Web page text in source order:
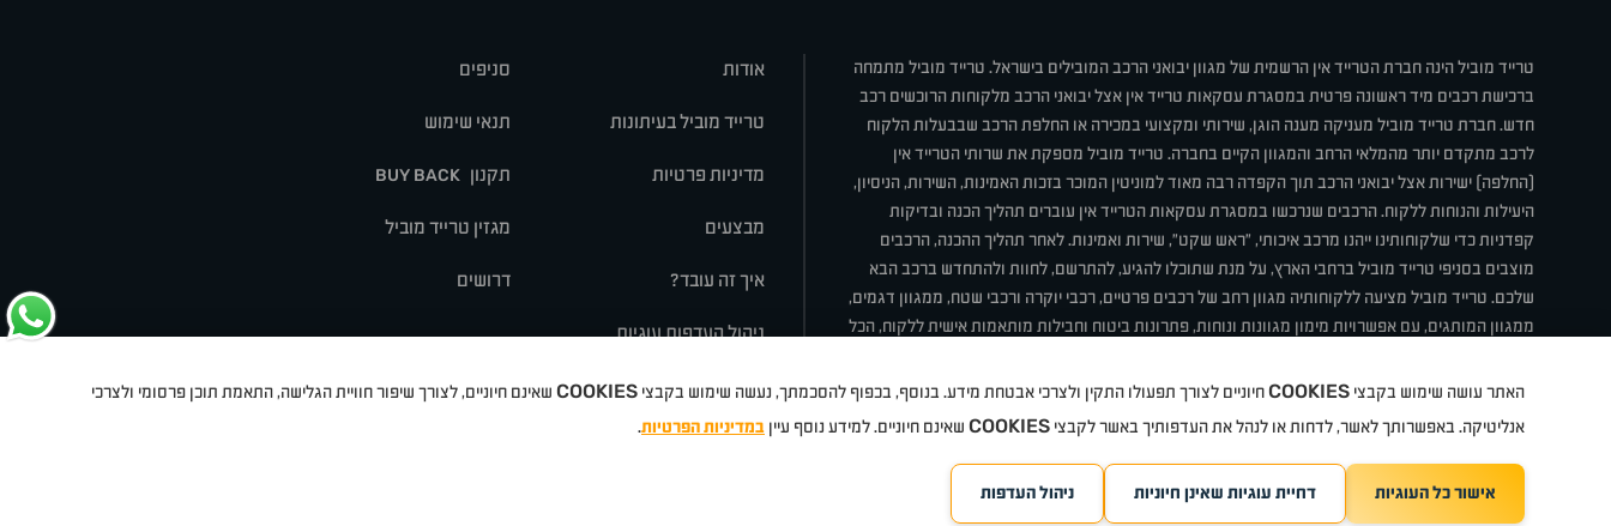
טרייד מוביל הינה חברת הטרייד אין הרשמית של מגוון יבואני הרכב המובילים בישראל. טרייד מוביל מתמחה
ברכישת רכבים מיד ראשונה פרטית במסגרת עסקאות טרייד אין אצל יבואני הרכב מלקוחות הרוכשים רכב
חדש. חברת טרייד מוביל מעניקה מענה הוגן, שירותי ומקצועי במכירה או החלפת הרכב שבבעלות הלקוח
לרכב מתקדם יותר מהמלאי הרחב והמגוון הקיים בחברה. טרייד מוביל מספקת את שרותי הטרייד אין
(החלפה) ישירות אצל יבואני הרכב תוך הקפדה רבה מאוד למוניטין המוכר בזכות האמינות, השירות, הניסיון,
היעילות והנוחות ללקוח. הרכבים שנרכשו במסגרת עסקאות הטרייד אין עוברים תהליך הכנה ובדיקות
קפדניות כדי שלקוחותינו ייהנו מרכב איכותי, "ראש שקט", שירות ואמינות. לאחר תהליך ההכנה, הרכבים
מוצבים בסניפי טרייד מוביל ברחבי הארץ, על מנת שתוכלו להגיע, להתרשם, לחוות ולהתחדש ברכב הבא
שלכם. טרייד מוביל מציעה ללקוחותיה מגוון רחב של רכבים פרטיים, רכבי יוקרה ורכבי שטח, ממגוון דגמים,
ממגוון המותגים, עם אפשרויות מימון מגוונות ונוחות, פתרונות ביטוח וחבילות מותאמות אישית ללקוח, הכל
אודות סניפים
טרייד מוביל בעיתונות תנאי שימוש
מדיניות פרטיות תקנון BUY BACK
מבצעים מגזין טרייד מוביל
איך זה עובד? דרושים
ניהול העדפות עוגיות
קיהסיטרואןאופלפיג'וMG
Geelyמזדהבי ווי דיצ'ריטסלהניסאןטויוטה דאצ'יה פולקסווגןטסלהג'יפ ב מ וולקסוסאאודיסקודה
TradeMobile instagram
TradeMobile youtube
TradeMobile facebook ריגו מרקטינג - קידום אתרים כל הזכויות שמורות טרייד מוביל
האתר עושה שימוש בקבצי COOKIESחיוניים לצורך תפעולו התקין ולצרכי אבטחת מידע. בנוסף, בכפוף להסכמתך, נעשה שימוש בקבצי COOKIES שאינם חיוניים, לצורך שיפור חוויית הגלישה, התאמת תוכן פרסומי ולצרכי
אנליטיקה. באפשרותך לאשר, לדחות או לנהל את העדפותיך באשר לקבצי COOKIES שאינם חיוניים. למידע נוסף עיין במדיניות הפרטיות.
אישור כל העוגיות דחיית עוגיות שאינן חיוניות ניהול העדפות